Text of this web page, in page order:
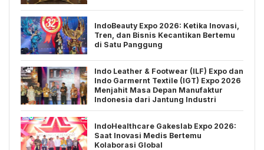
IndoBeauty Expo 2026: Ketika Inovasi,
Tren, dan Bisnis Kecantikan Bertemu
di Satu Panggung
Indo Leather & Footwear (ILF) Expo dan
Indo Garmernt Textile (IGT) Expo 2026
Menjahit Masa Depan Manufaktur
Indonesia dari Jantung Industri
IndoHealthcare Gakeslab Expo 2026:
Saat Inovasi Medis Bertemu
Kolaborasi Global